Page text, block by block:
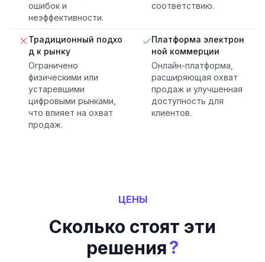
ошибок и
неэффективности.
соответствию.
Традиционный подхо
д к рынку
Ограничено
физическими или
устаревшими
цифровыми рынками,
что влияет на охват
продаж.
Платформа электрон
ной коммерции
Онлайн-платформа,
расширяющая охват
продаж и улучшенная
доступность для
клиентов.
ЦЕНЫ
Сколько стоят эти
решения?